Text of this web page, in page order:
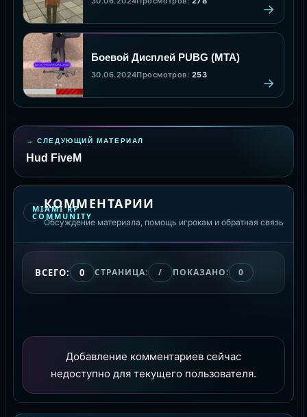
Боевой Дисплей PUBG (MTA)
30.06.2024Просмотров: 253
СЛЕДУЮЩИЙ МАТЕРИАЛ
Hud FiveM
MIAMI RP
COMMUNITY
КОММЕНТАРИИ
Обсуждение материала, помощь игрокам и обратная связь
ВСЕГО: 0 СТРАНИЦА: / ПОКАЗАНО: 0
Добавление комментариев сейчас
недоступно для текущего пользователя.